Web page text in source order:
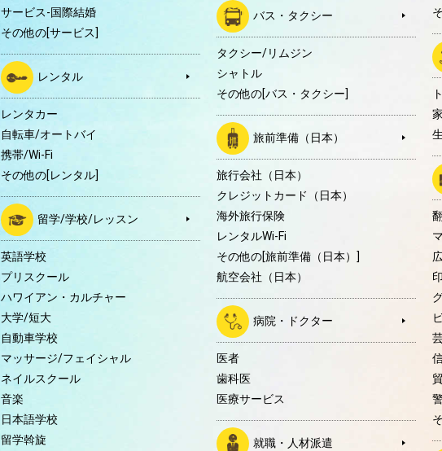
サービス-国際結婚
その他の[サービス]
レンタル
レンタカー
自転車/オートバイ
携帯/Wi-Fi
その他の[レンタル]
留学/学校/レッスン
英語学校
プリスクール
ハワイアン・カルチャー
大学/短大
自動車学校
マッサージ/フェイシャル
ネイルスクール
音楽
日本語学校
留学斡旋
バス・タクシー
タクシー/リムジン
シャトル
その他の[バス・タクシー]
旅前準備（日本）
旅行会社（日本）
クレジットカード（日本）
海外旅行保険
レンタルWi-Fi
その他の[旅前準備（日本）]
航空会社（日本）
病院・ドクター
医者
歯科医
医療サービス
就職・人材派遣
家